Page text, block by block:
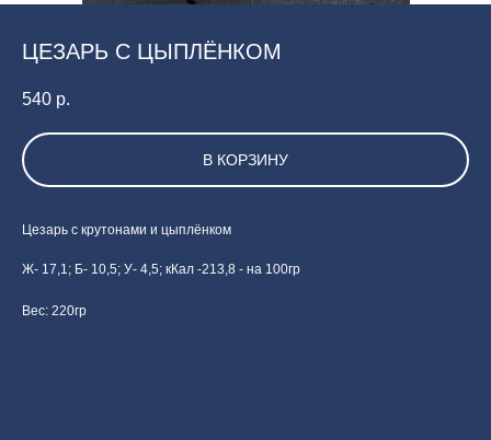
ЦЕЗАРЬ С ЦЫПЛЁНКОМ
540 р.
В КОРЗИНУ
Цезарь с крутонами и цыплёнком
Ж- 17,1; Б- 10,5; У- 4,5; кКал -213,8 - на 100гр
Вес: 220гр